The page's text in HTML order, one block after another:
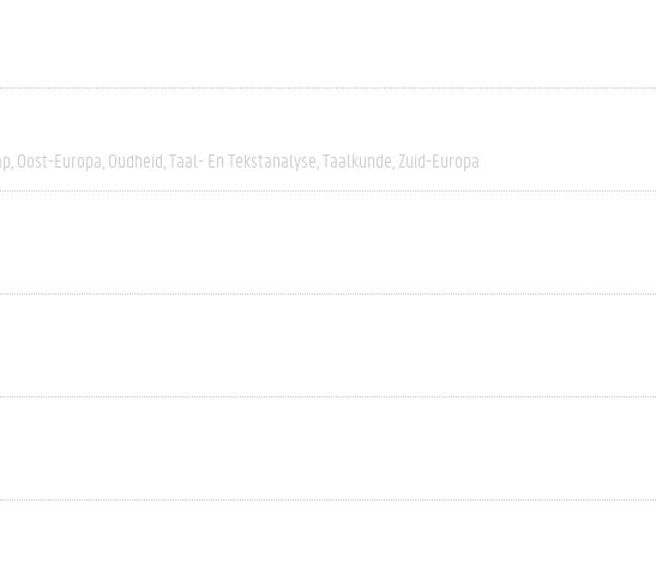
Oost-Europa Oudheid Taal- En Tekstanalyse Taalkunde Zuid-Europa